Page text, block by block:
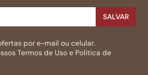
SALVAR
por e-mail ou celular.
Termos de Usoe Politica de